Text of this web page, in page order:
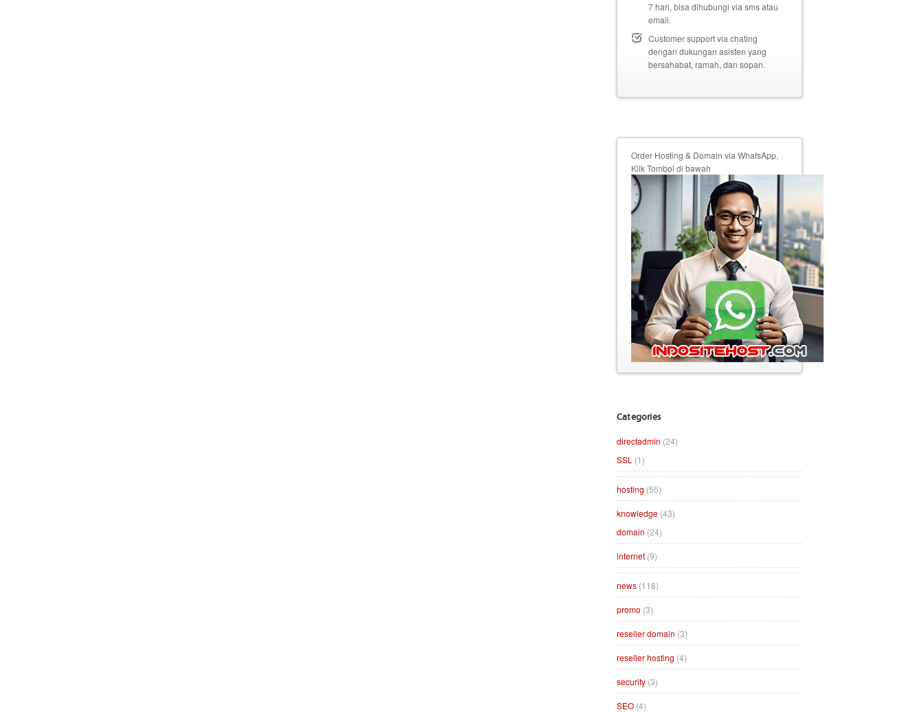
7 hari, bisa dihubungi via sms atau
email.
Customer support via chating
dengan dukungan asisten yang
bersahabat, ramah, dan sopan.
Order Hosting & Domain via WhatsApp,
Klik Tombol di bawah
Categories
directadmin (24)
SSL (1)
hosting (55)
knowledge (43)
domain (24)
internet (9)
news (118)
promo (3)
reseller domain (3)
reseller hosting (4)
security (3)
SEO (4)